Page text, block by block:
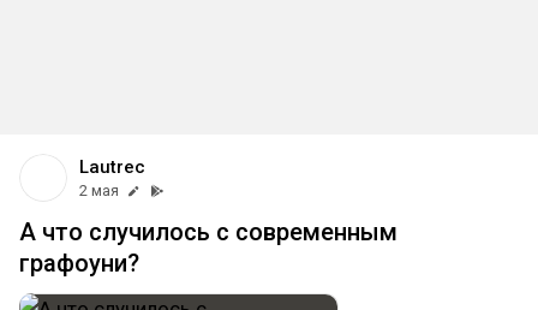
Lautrec
2 мая
А что случилось с современным
графоуни?